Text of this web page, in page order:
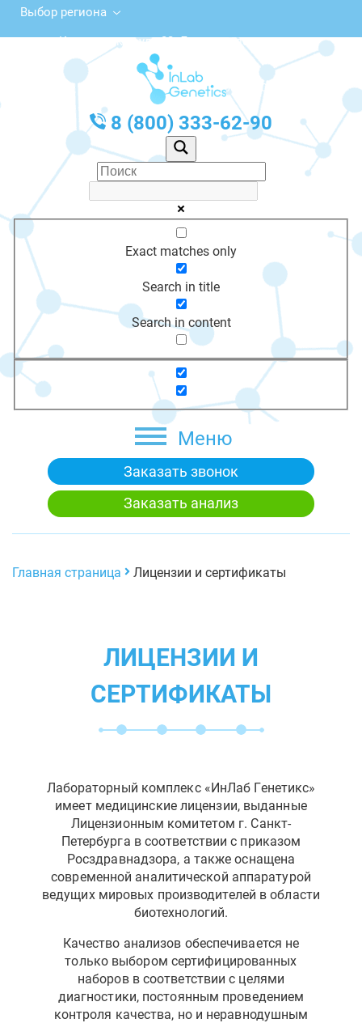
Выбор региона
Калининская ул., 22, Лесозаводск
с 10:00 до 20:00
График работы: Пн-Пт с 10:00 до 20:00
8 (800) 333-62-90
Exact matches only
Search in title
Search in content
Меню
Заказать звонок
Заказать анализ
Главная страница Лицензии и сертификаты
ЛИЦЕНЗИИ И
СЕРТИФИКАТЫ
Лабораторный комплекс «ИнЛаб Генетикс»
имеет медицинские лицензии, выданные
Лицензионным комитетом г. Санкт-
Петербурга в соответствии с приказом
Росздравнадзора, а также оснащена
современной аналитической аппаратурой
ведущих мировых производителей в области
биотехнологий.
Качество анализов обеспечивается не
только выбором сертифицированных
наборов в соответствии с целями
диагностики, постоянным проведением
контроля качества, но и неравнодушным